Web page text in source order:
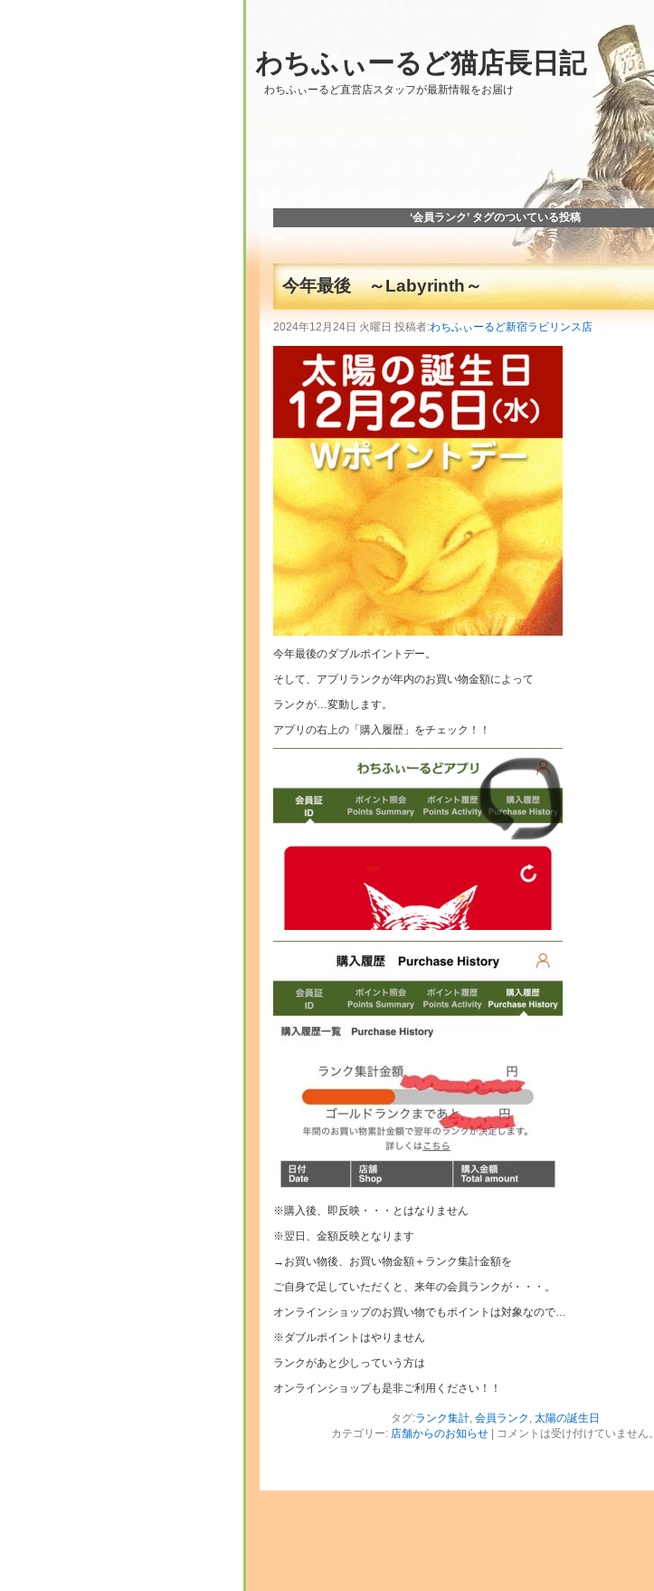
わちふぃーるど猫店長日記
わちふぃーるど直営店スタッフが最新情報をお届け
‘会員ランク’ タグのついている投稿
今年最後 ～Labyrinth～
2024年12月24日 火曜日 投稿者:わちふぃーるど新宿ラビリンス店
今年最後のダブルポイントデー。
そして、アプリランクが年内のお買い物金額によって
ランクが…変動します。
アプリの右上の「購入履歴」をチェック！！
※購入後、即反映・・・とはなりません
※翌日、金額反映となります
→お買い物後、お買い物金額＋ランク集計金額を
ご自身で足していただくと、来年の会員ランクが・・・。
オンラインショップのお買い物でもポイントは対象なので…
※ダブルポイントはやりません
ランクがあと少しっていう方は
オンラインショップも是非ご利用ください！！
タグ:ランク集計, 会員ランク , 太陽の誕生日
カテゴリー: 店舗からのお知らせ| コメントは受け付けていません。